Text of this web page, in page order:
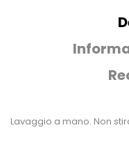
Lavaggio a mano. Non